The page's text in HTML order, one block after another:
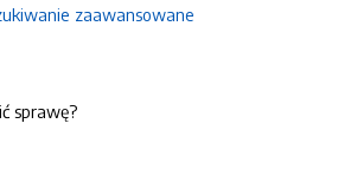
zaawansowane
sprawę?